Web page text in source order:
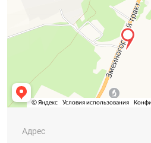
Адрес